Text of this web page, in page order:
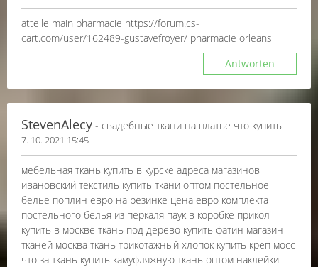
attelle main pharmacie https://forum.cs-
cart.com/user/162489-gustavefroyer/ pharmacie orleans
Antworten
StevenAlecy - свадебные ткани на платье что купить
7. 10. 2021 15:45
мебельная ткань купить в курске адреса магазинов
ивановский текстиль купить ткани оптом постельное
белье поплин евро на резинке цена евро комплекта
постельного белья из перкаля паук в коробке прикол
купить в москве ткань под дерево купить фатин магазин
тканей москва ткань трикотажный хлопок купить креп мосс
что за ткань купить камуфляжную ткань оптом наклейки